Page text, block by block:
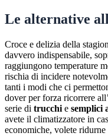
Le alternative
Croce e delizia della
davvero indispensabile,
raggiungono temperature
rischia di incidere
tanti i modi che ci
dover per forza ricorrere
serie di trucchi e semplici
avete il climatizzatore in
economiche, volete